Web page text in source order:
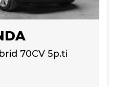
70CV 5p.ti